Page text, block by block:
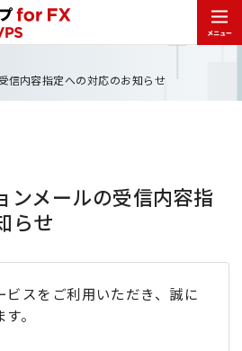
信内容指定への対応のお知らせ
ンメールの受信内容指
らせ
ビスをご利用いただき、誠に
。